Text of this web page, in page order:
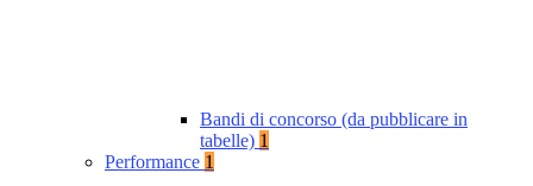
Bandi di concorso (da pubblicare in
tabelle) 1
Performance 1